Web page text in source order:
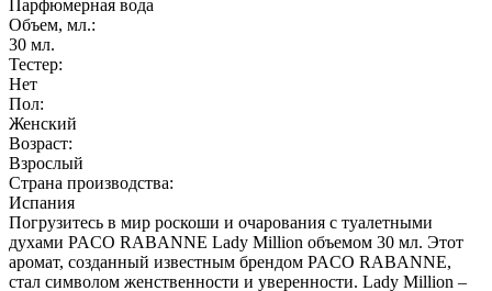
Парфюмерная вода
Объем, мл.:
30 мл.
Тестер:
Нет
Пол:
Женский
Возраст:
Взрослый
Страна производства:
Испания
Погрузитесь в мир роскоши и очарования с туалетными
духами PACO RABANNE Lady Million объемом 30 мл. Этот
аромат, созданный известным брендом PACO RABANNE,
стал символом женственности и уверенности. Lady Million –